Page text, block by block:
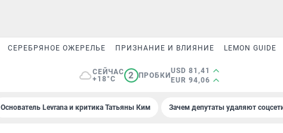
СЕРЕБРЯНОЕ ОЖЕРЕЛЬЕ ПРИЗНАНИЕ И ВЛИЯНИЕ LEMON GUIDE
СЕЙЧАС
+18°C
2 ПРОБКИ
USD 81,41
EUR 94,06
Основатель Levrana и критика Татьяны Ким Зачем депутаты удаляют